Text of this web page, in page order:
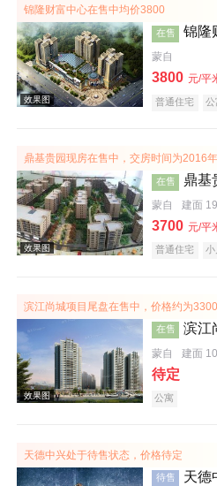
效果图
锦隆财富中心在售中均价3800
效果图
在售 锦隆
蒙自
3800 元/平
普通住宅 公
鼎基贵园现房在售中，交房时间为2016年
在售 鼎基
蒙自 建面
3700 元/平
普通住宅
滨江尚城项目尾盘在售中，价格约为3300
在售 滨江
蒙自 建面
待定
公寓
天德中兴处于待售状态，价格待定
待售 天德